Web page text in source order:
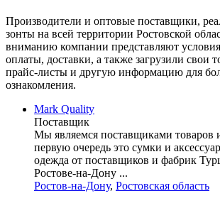
Производители и оптовые поставщики,
зонты на всей территории Ростовской
вниманию компании представляют условия
оплаты, доставки, а также загрузили свои
прайс-листы и другую информацию для
ознакомления.
Mark Quality
Поставщик
Мы являемся поставщиками товаров
первую очередь это сумки и
одежда от поставщиков и фабрик
Ростове-на-Дону ...
Ростов-на-Дону, Ростовская область